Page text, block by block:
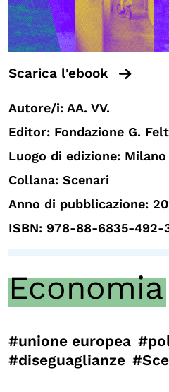
Scarica l'ebook
Autore/i: AA. VV.
Editor: Fondazione G.
Luogo di edizione: Milano
Collana: Scenari
Anno di pubblicazione:
ISBN: 978-88-6835-492-
Economia
#unione europea
#diseguaglianze